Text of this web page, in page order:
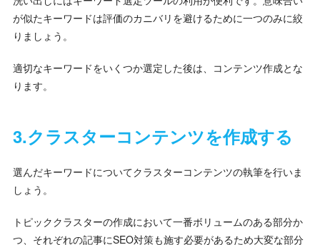
が似たキーワードは評価のカニバリを避けるために一つのみに絞
りましょう。
適切なキーワードをいくつか選定した後は、コンテンツ作成とな
ります。
3.クラスターコンテンツを作成する
選んだキーワードについてクラスターコンテンツの執筆を行いま
しょう。
トピッククラスターの作成において一番ボリュームのある部分か
つ、それぞれの記事にSEO対策も施す必要があるため大変な部分